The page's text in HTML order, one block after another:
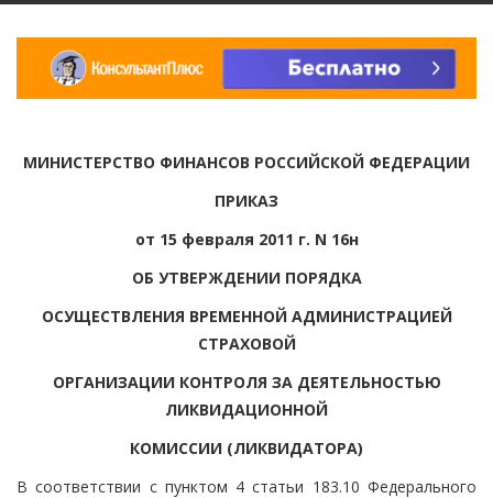
МИНИСТЕРСТВО ФИНАНСОВ РОССИЙСКОЙ ФЕДЕРАЦИИ
ПРИКАЗ
от 15 февраля 2011 г. N 16н
ОБ УТВЕРЖДЕНИИ ПОРЯДКА
ОСУЩЕСТВЛЕНИЯ ВРЕМЕННОЙ АДМИНИСТРАЦИЕЙ
СТРАХОВОЙ
ОРГАНИЗАЦИИ КОНТРОЛЯ ЗА ДЕЯТЕЛЬНОСТЬЮ
ЛИКВИДАЦИОННОЙ
КОМИССИИ (ЛИКВИДАТОРА)
В соответствии с пунктом 4 статьи 183.10 Федерального